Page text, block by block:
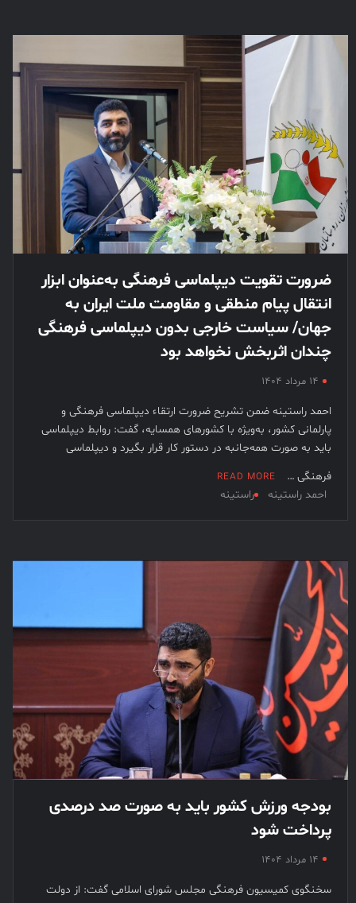
ضرورت تقویت دیپلماسی فرهنگی به‌عنوان ابزار
انتقال پیام منطقی و مقاومت ملت ایران به
جهان/ سیاست خارجی بدون دیپلماسی فرهنگی
چندان اثربخش نخواهد بود
۱۴ مرداد ۱۴۰۴
احمد راستینه ضمن تشریح ضرورت ارتقاء دیپلماسی فرهنگی و
پارلمانی کشور، به‌ویژه با کشورهای همسایه، گفت: روابط دیپلماسی
باید به صورت همه‌جانبه در دستور کار قرار بگیرد و دیپلماسی
فرهنگی …
READ MORE
احمد راستینه راستینه
بودجه ورزش کشور باید به صورت صد درصدی
پرداخت شود
۱۴ مرداد ۱۴۰۴
سخنگوی کمیسیون فرهنگی مجلس شورای اسلامی گفت: از دولت